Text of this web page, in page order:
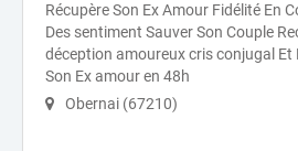
Récupère Son Ex Amour Fidélité En
Des sentiment Sauver Son Couple
déception amoureux cris conjugal Et
Son Ex amour en 48h
Obernai (67210)